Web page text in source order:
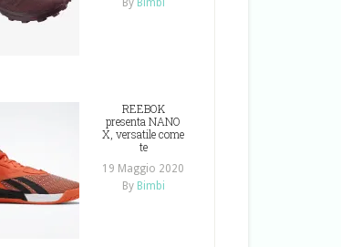
By Bimbi
REEBOK
presenta NANO
X, versatile come
te
19 Maggio 2020
By Bimbi